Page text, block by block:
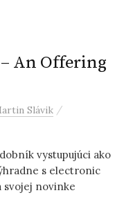
An Offering
Slávik /
vystupujúci ako
s electronic
svojej novinke